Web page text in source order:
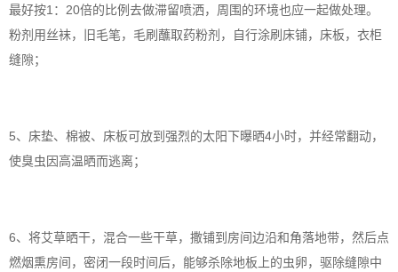
最好按1：20倍的比例去做滞留喷洒，周围的环境也应一起做处理。
粉剂用丝袜，旧毛笔，毛刷蘸取药粉剂，自行涂刷床铺，床板，衣柜
缝隙；
5、床垫、棉被、床板可放到强烈的太阳下曝晒4小时，并经常翻动，
使臭虫因高温晒而逃离；
6、将艾草晒干，混合一些干草，撒铺到房间边沿和角落地带，然后点
燃烟熏房间，密闭一段时间后，能够杀除地板上的虫卵，驱除缝隙中